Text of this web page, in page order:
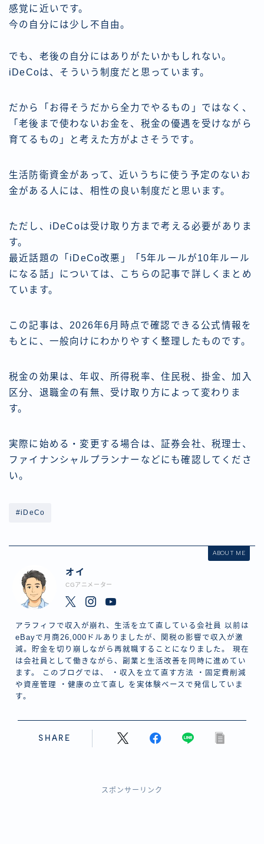
感覚に近いです。
今の自分には少し不自由。
でも、老後の自分にはありがたいかもしれない。
iDeCoは、そういう制度だと思っています。
だから「お得そうだから全力でやるもの」ではなく、
「老後まで使わないお金を、税金の優遇を受けながら
育てるもの」と考えた方がよさそうです。
生活防衛資金があって、近いうちに使う予定のないお
金がある人には、相性の良い制度だと思います。
ただし、iDeCoは受け取り方まで考える必要がありま
す。
最近話題の「iDeCo改悪」「5年ルールが10年ルール
になる話」については、こちらの記事で詳しくまとめ
ています。
この記事は、2026年6月時点で確認できる公式情報を
もとに、一般向けにわかりやすく整理したものです。
税金の効果は、年収、所得税率、住民税、掛金、加入
区分、退職金の有無、受け取り方によって変わりま
す。
実際に始める・変更する場合は、証券会社、税理士、
ファイナンシャルプランナーなどにも確認してくださ
い。
#iDeCo
ABOUT ME
オイ
CGアニメーター
アラフィフで収入が崩れ、生活を立て直している会社員 以前は
eBayで月商26,000ドルありましたが、関税の影響で収入が激
減。貯金を切り崩しながら再就職することになりました。 現在
は会社員として働きながら、副業と生活改善を同時に進めてい
ます。 このブログでは、 ・収入を立て直す方法 ・固定費削減
や資産管理 ・健康の立て直し を実体験ベースで発信していま
す。
SHARE
スポンサーリンク